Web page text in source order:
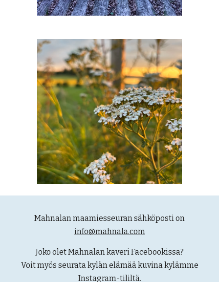
Mahnalan maamiesseuran sähköposti on
info@mahnala.com
Joko olet Mahnalan kaveri Facebookissa?
Voit myös seurata kylän elämää kuvina kylämme
Instagram-tililtä.